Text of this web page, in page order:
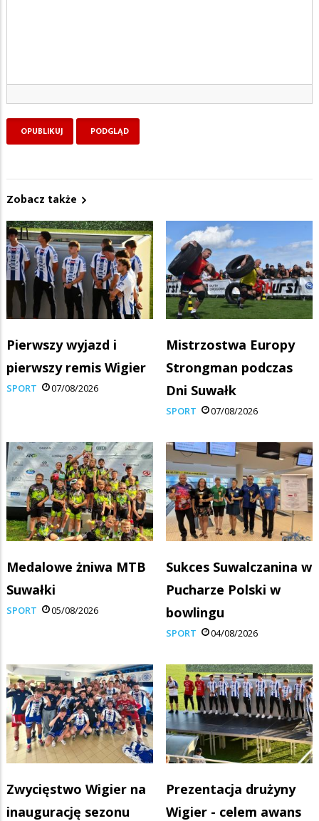
Zobacz także
Pierwszy wyjazd i
pierwszy remis Wigier
SPORT 07/08/2026
Mistrzostwa Europy
Strongman podczas
Dni Suwałk
SPORT 07/08/2026
Medalowe żniwa MTB
Suwałki
SPORT 05/08/2026
Sukces Suwalczanina w
Pucharze Polski w
bowlingu
SPORT 04/08/2026
Zwycięstwo Wigier na
inaugurację sezonu
Prezentacja drużyny
Wigier - celem awans